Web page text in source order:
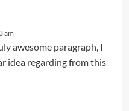
am
awesome paragraph, I
idea regarding from this